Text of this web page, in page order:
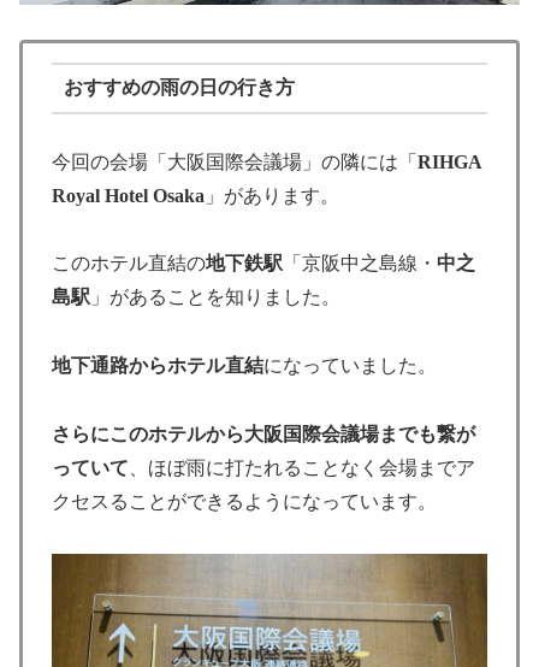
おすすめの雨の日の行き方
今回の会場「大阪国際会議場」の隣には「 RIHGA
Royal Hotel Osaka 」があります。
このホテル直結の地下鉄駅 「京阪中之島線・ 中之
島駅 」があることを知りました。
地下通路からホテル直結になっていました。
さらにこのホテルから大阪国際会議場までも繋が
っていて 、ほぼ雨に打たれることなく会場までア
クセスることができるようになっています。